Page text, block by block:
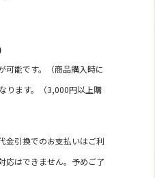
可能です。（商品購入時に
ります。（3,000円以上購
金引換でのお支払いはご利
応はできません。予めご了